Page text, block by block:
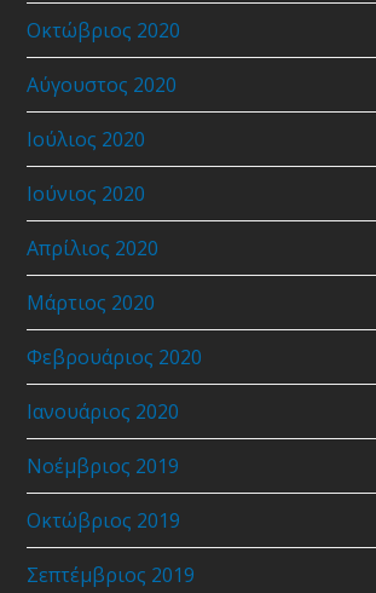
Οκτώβριος 2020
Αύγουστος 2020
Ιούλιος 2020
Ιούνιος 2020
Απρίλιος 2020
Μάρτιος 2020
Φεβρουάριος 2020
Ιανουάριος 2020
Νοέμβριος 2019
Οκτώβριος 2019
Σεπτέμβριος 2019